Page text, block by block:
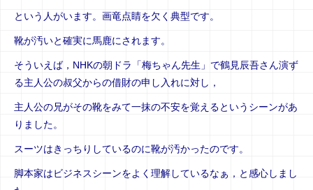
という人がいます。画竜点睛を欠く典型です。
靴が汚いと確実に馬鹿にされます。
そういえば，NHKの朝ドラ「梅ちゃん先生」で鶴見辰吾さん演ず
る主人公の叔父からの借財の申し入れに対し，
主人公の兄がその靴をみて一抹の不安を覚えるというシーンがあ
りました。
スーツはきっちりしているのに靴が汚かったのです。
脚本家はビジネスシーンをよく理解しているなぁ，と感心しまし